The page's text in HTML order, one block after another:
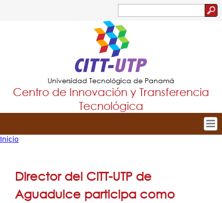
Jump to navigation
de
búsqueda
Universidad Tecnológica de Panamá
Centro de Innovación y Transferencia
Tecnológica
Tropical
Principal
Dirección
Innovación y Extensión
está
aquí
Inicio
Director del CITT-UTP de
Aguadulce participa como